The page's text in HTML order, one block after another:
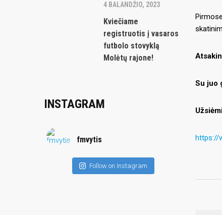
Su juo
https://
4 BALANDŽIO, 2023
Kviečiame
registruotis į vasaros
futbolo stovyklą
Molėtų rajone!
INSTAGRAM
fmvytis
Follow on Instagram